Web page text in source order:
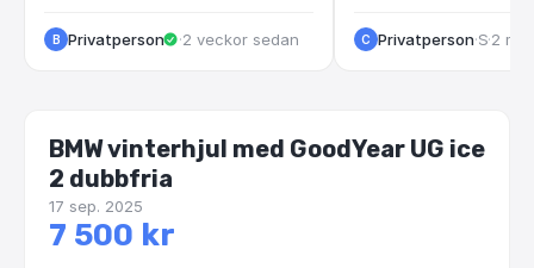
B Privatperson ·2 veckor sedan C Privatperson· Spånga socken
·2
BMW vinterhjul med GoodYear UG ice
2 dubbfria
17 sep. 2025
7 500 kr